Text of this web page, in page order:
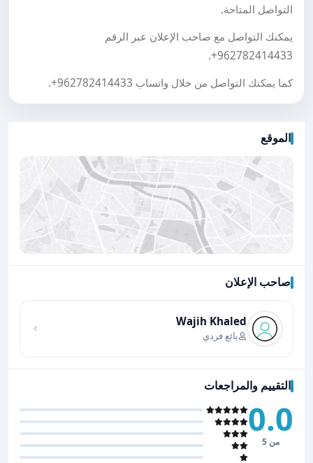
التواصل المتاحة.
يمكنك التواصل مع صاحب الإعلان عبر الرقم
+962782414433
.
كما يمكنك التواصل من خلال واتساب +962782414433
.
الموقع
صاحب الإعلان
Wajih Khaled
بائع فردي
التقييم والمراجعات
0.0
من 5